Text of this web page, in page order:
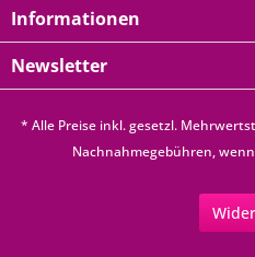
Informationen
Newsletter
* Alle Preise inkl. gesetzl.
Nachnahmegebühren,